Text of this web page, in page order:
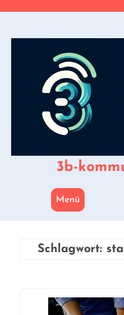
3b-
Menü
Schlagwort: